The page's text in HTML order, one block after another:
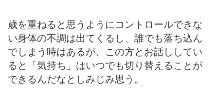
歳を重ねると思うようにコントロールできな
い身体の不調は出てくるし、誰でも落ち込ん
でしまう時はあるが、この方とお話ししてい
ると「気持ち」はいつでも切り替えることが
できるんだなとしみじみ思う。